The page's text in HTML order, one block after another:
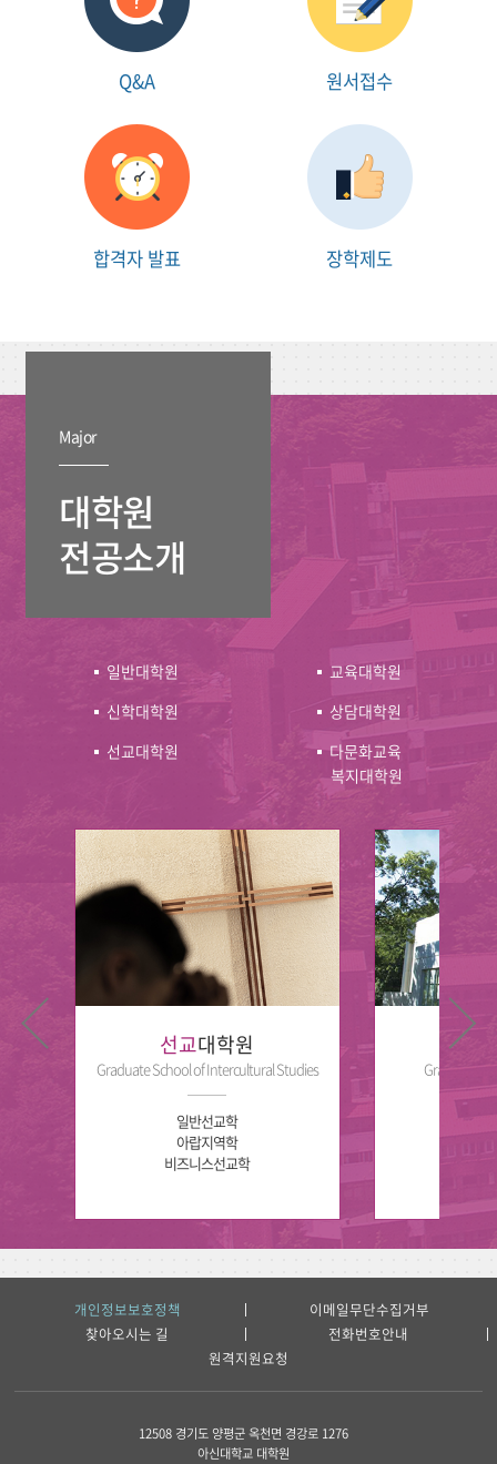
Q&A 원서접수
합격자 발표 장학제도
Major
대학원
전공소개
일반대학원
교육대학원
신학대학원
상담대학원
선교대학원
다문화교육
복지대학원
선교대학원
Graduate School of Intercultural Studies
일반선교학
아랍지역학
비즈니스선교학
교육
Graduate
교육
개인정보보호정책
이메일무단수집거부
찾아오시는 길
전화번호안내
원격지원요청
12508 경기도 양평군 옥천면 경강로 1276
아신대학교 대학원